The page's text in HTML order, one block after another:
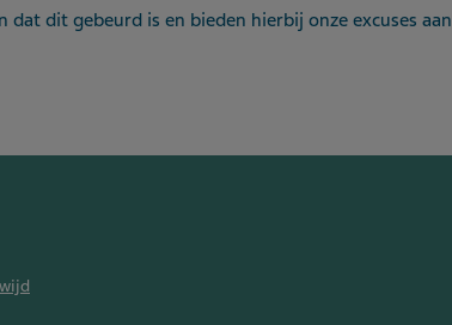
dat dit gebeurd is en bieden hierbij onze excuses